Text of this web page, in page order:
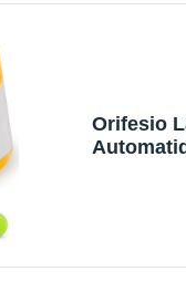
Orifesio